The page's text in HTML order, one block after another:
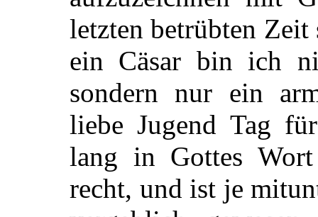
letzten betrübten
ein Cäsar bin ich
sondern nur ein
liebe Jugend Tag
lang in Gottes Wort
recht, und ist je